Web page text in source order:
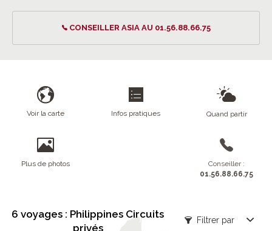
CONSEILLER ASIA AU 01.56.88.66.75
Voir la carte Infos pratiques Quand partir
Plus de photos
Conseiller :
01.56.88.66.75
6 voyages : Philippines Circuits
privés
Filtrer par